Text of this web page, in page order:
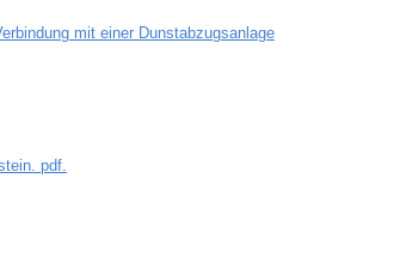
mit einer Dunstabzugsanlage
pdf.